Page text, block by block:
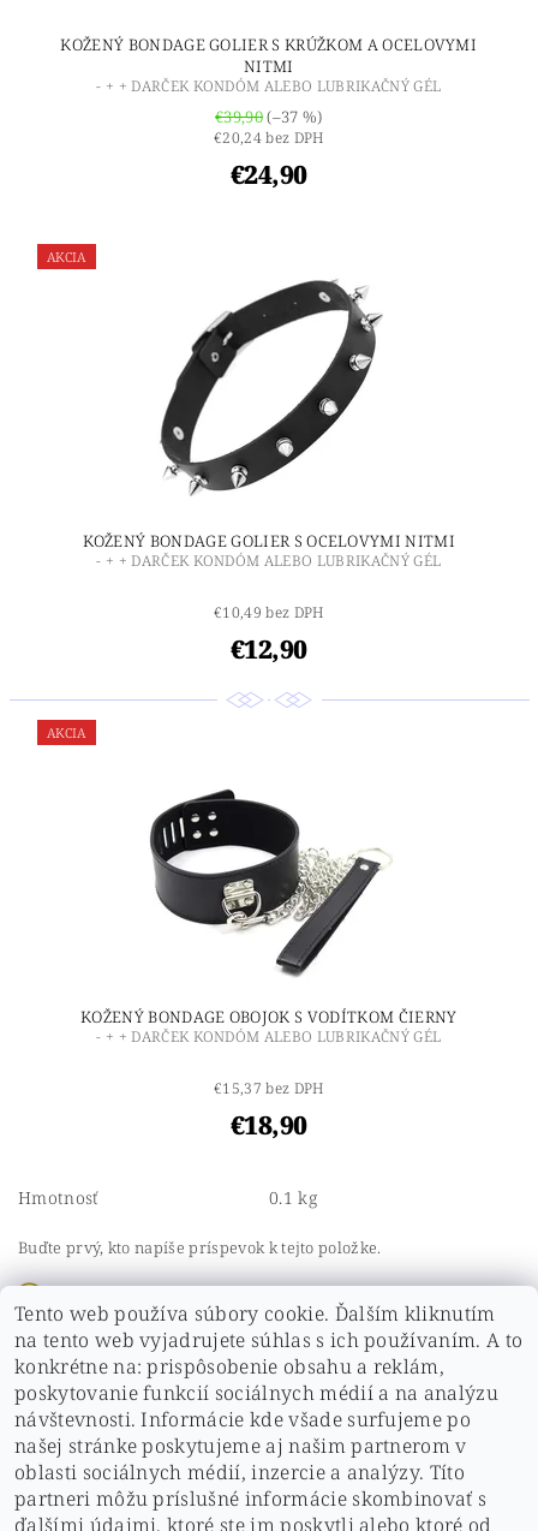
KOŽENÝ BONDAGE GOLIER S KRÚŽKOM A OCELOVYMI
NITMI
- + + DARČEK KONDÓM ALEBO LUBRIKAČNÝ GÉL
€39,90(–37 %)
€20,24 bez DPH
€24,90
AKCIA
KOŽENÝ BONDAGE GOLIER S OCELOVYMI NITMI
- + + DARČEK KONDÓM ALEBO LUBRIKAČNÝ GÉL
€10,49 bez DPH
€12,90
AKCIA
KOŽENÝ BONDAGE OBOJOK S VODÍTKOM ČIERNY
- + + DARČEK KONDÓM ALEBO LUBRIKAČNÝ GÉL
€15,37 bez DPH
€18,90
Hmotnosť 0.1 kg
Buďte prvý, kto napíše príspevok k tejto položke.
Pridať komentár
Buďte prvý, kto napíše príspevok k tejto položke.
Pridať hodnotenie
Tento web používa súbory cookie. Ďalším kliknutím
na tento web vyjadrujete súhlas s ich používaním. A to
konkrétne na: prispôsobenie obsahu a reklám,
poskytovanie funkcií sociálnych médií a na analýzu
návštevnosti. Informácie kde všade surfujeme po
našej stránke poskytujeme aj našim partnerom v
oblasti sociálnych médií, inzercie a analýzy. Títo
partneri môžu príslušné informácie skombinovať s
ďalšími údajmi, ktoré ste im poskytli alebo ktoré od